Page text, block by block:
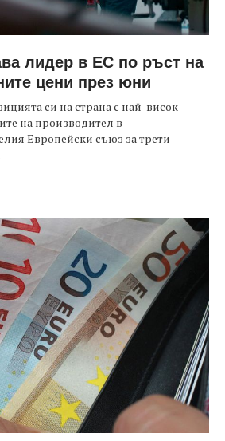
лидер в ЕС по ръст на
цени през юни
си на страна с най-висок
на производител в
Европейски съюз за трети